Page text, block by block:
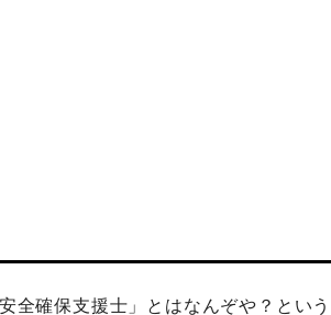
全確保支援士」とはなんぞや？という